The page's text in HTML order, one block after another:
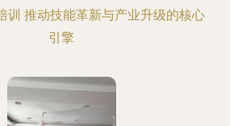
训 推动技能革新与产业升级的核心
引擎